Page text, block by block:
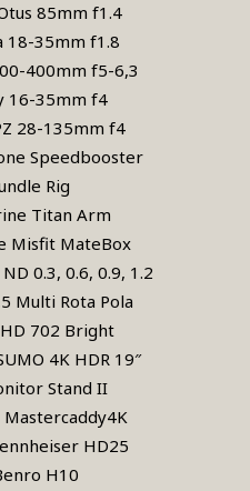
85mm f1.4
18-35mm f1.8
400mm f5-6,3
16-35mm f4
28-135mm f4
Speedbooster
Rig
Titan Arm
Misfit MateBox
0.3, 0.6, 0.9, 1.2
Multi Rota Pola
702 Bright
4K HDR 19″
Stand II
Mastercaddy4K
HD25
H10